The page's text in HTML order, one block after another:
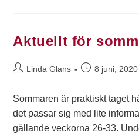
Aktuellt för
Linda Glans 8 juni, 2020
Sommaren är praktiskt taget
det passar sig med lite
gällande veckorna 26-33.